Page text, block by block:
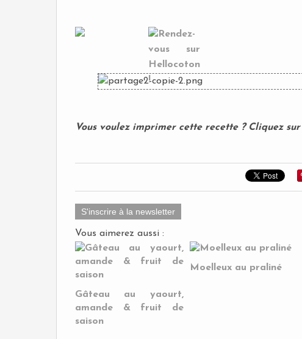
Vous voulez imprimer cette recette ? Cliquez sur
S'inscrire à la newsletter
Vous aimerez aussi :
Gâteau au yaourt,
amande & fruit de
saison
Moelleux au praliné